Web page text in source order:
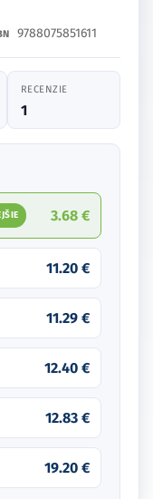
9788075851611
RECENZIE
1
3.68 €
11.20 €
11.29 €
12.40 €
12.83 €
19.20 €